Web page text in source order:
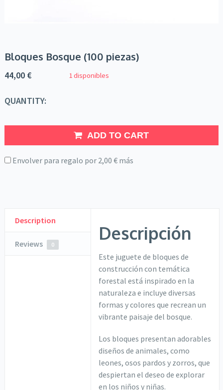
Bloques Bosque (100 piezas)
44,00 € 1 disponibles
QUANTITY:
ADD TO CART
Envolver para regalo por 2,00 €más
Description
Reviews 0
Descripción
Este juguete de bloques de
construcción con temática
forestal está inspirado en la
naturaleza e incluye diversas
formas y colores que recrean un
vibrante paisaje del bosque.
Los bloques presentan adorables
diseños de animales, como
leones, osos pardos y zorros, que
despiertan el deseo de explorar
en los niños y niñas.